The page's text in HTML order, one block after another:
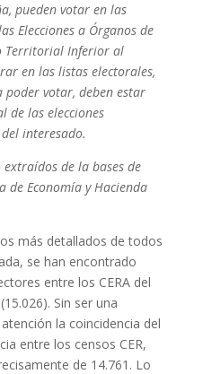
pueden votar en las
Elecciones a Órganos de
Territorial Inferior al
en las listas electorales,
votar, deben estar
de las elecciones
interesado.
de la bases de
de Economía y Hacienda
más detallados de todos
se han encontrado
entre los CERA del
Sin ser una
la coincidencia del
entre los censos CER,
de 14.761. Lo